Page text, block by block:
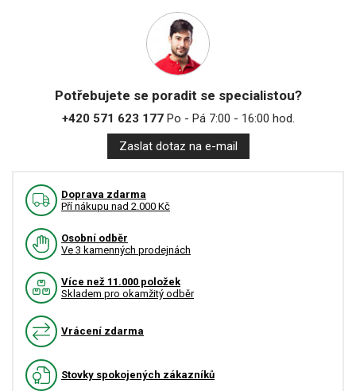
Potřebujete se poradit se specialistou?
+420 571 623 177Po - Pá 7:00 - 16:00 hod.
Zaslat dotaz na e-mail
Doprava zdarma
Pří nákupu nad 2.000 Kč
Osobní odběr
Ve 3 kamenných prodejnách
Více než 11.000 položek
Skladem pro okamžitý odběr
Vrácení zdarma
Stovky spokojených zákazníků